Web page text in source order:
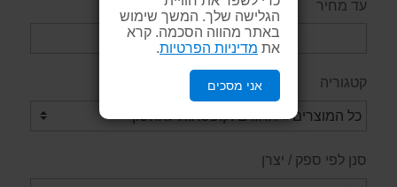
הגלישה שלך. המשך שימוש
באתר מהווה הסכמה. קרא
את מדיניות הפרטיות
אני מסכים
עד מחיר
קטגוריה
סנן לפי ספק / יצרן